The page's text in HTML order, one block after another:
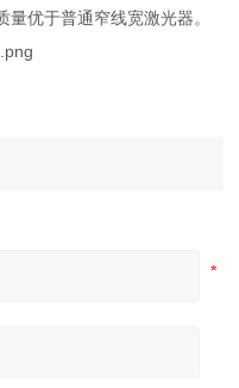
优于普通窄线宽激光器。